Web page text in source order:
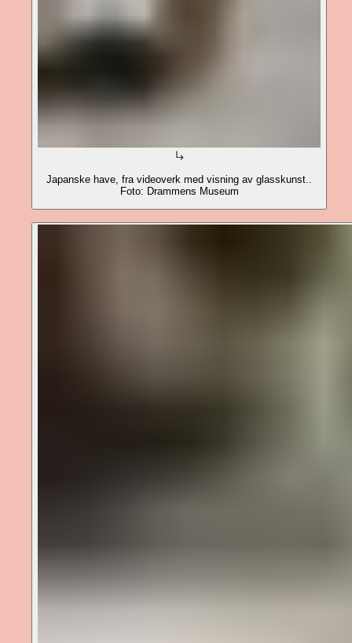
Japanske have, fra videoverk med visning av glasskunst..
Foto: Drammens Museum